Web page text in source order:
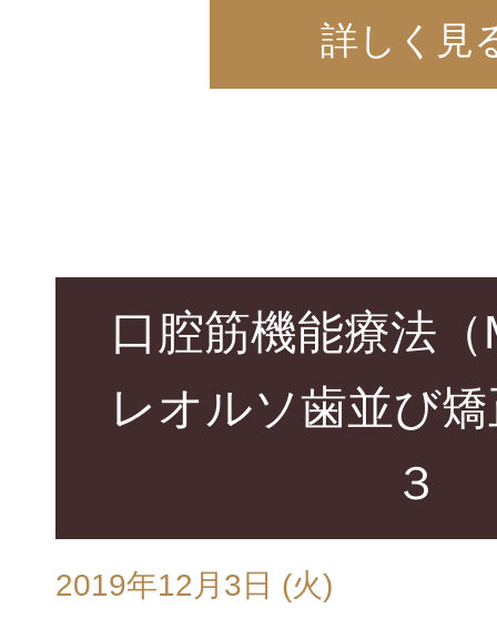
詳しく見
口腔筋機能療法
レオルソ歯並び
３
2019年12月3日 (火)